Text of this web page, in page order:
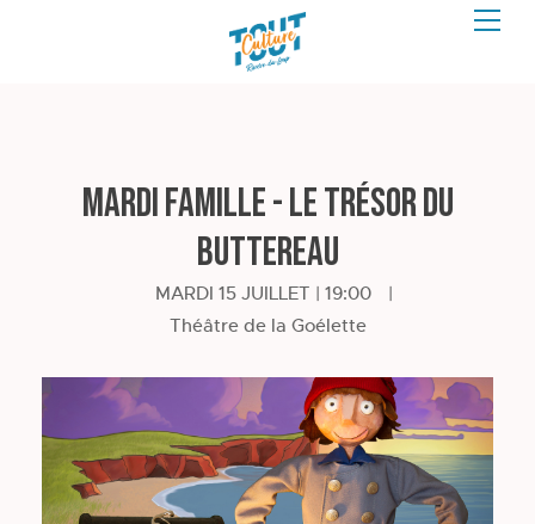
Mardi famille - Le Trésor du
Buttereau
MARDI 15 JUILLET | 19:00
|
Théâtre de la Goélette